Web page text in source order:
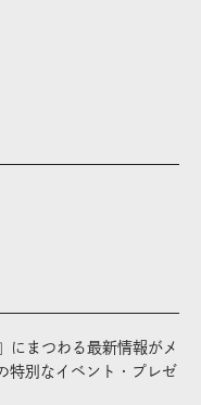
にまつわる最新情報がメ
特別なイベント・プレゼ